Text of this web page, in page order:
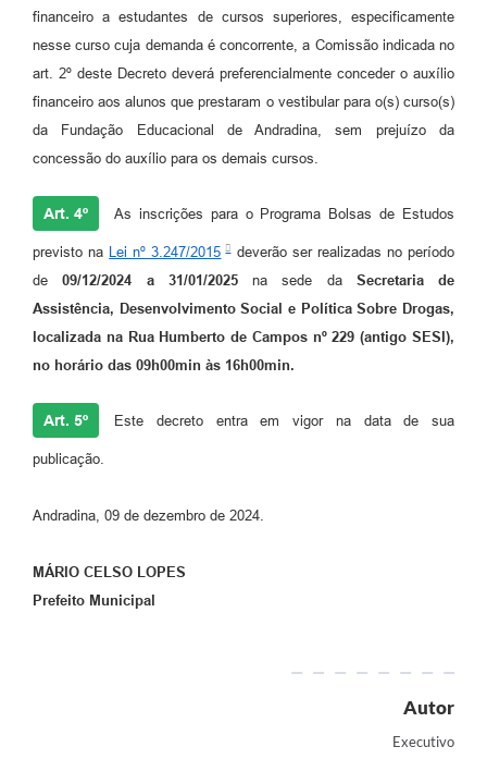
financeiro a estudantes de cursos superiores, especificamente
nesse curso cuja demanda é concorrente, a Comissão indicada no
art. 2º deste Decreto deverá preferencialmente conceder o auxílio
financeiro aos alunos que prestaram o vestibular para o(s) curso(s)
da Fundação Educacional de Andradina, sem prejuízo da
concessão do auxílio para os demais cursos.
Art. 4º As inscrições para o Programa Bolsas de Estudos
previsto na Lei nº 3.247/2015
deverão ser realizadas no período
de09/12/2024 a 31/01/2025na sede da Secretaria de
Assistência, Desenvolvimento Social e Política Sobre Drogas,
localizada na Rua Humberto de Campos nº 229 (antigo SESI),
no horário das 09h00min às 16h00min.
Art. 5º Este decreto entra em vigor na data de sua
publicação.
Andradina, 09 de dezembro de 2024.
MÁRIO CELSO LOPES
Prefeito Municipal
Autor
Executivo